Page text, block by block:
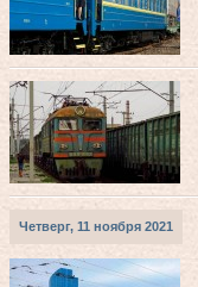
Четверг, 11 ноября 2021